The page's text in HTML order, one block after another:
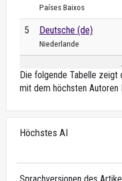
Países Baixos
5 Deutsche (de)
Niederlande
Die folgende Tabelle zeigt
mit dem höchsten Autoren
Höchstes AI